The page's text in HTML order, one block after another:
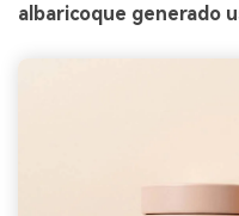
albaricoque generado